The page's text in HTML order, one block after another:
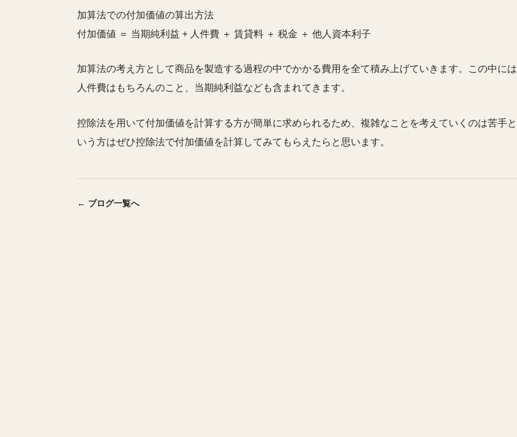
加算法での付加価値の算出方法
付加価値 ＝ 当期純利益 + 人件費 ＋ 賃貸料 ＋ 税金 ＋ 他人資本利子
加算法の考え方として商品を製造する過程の中でかかる費用を全て積み上げていきます。この中には
人件費はもちろんのこと、当期純利益なども含まれてきます。
控除法を用いて付加価値を計算する方が簡単に求められるため、複雑なことを考えていくのは苦手と
いう方はぜひ控除法で付加価値を計算してみてもらえたらと思います。
← ブログ一覧へ